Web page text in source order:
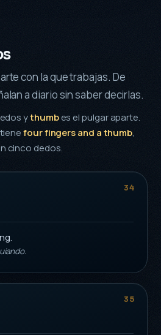
con la que trabajas. De
a diario sin saber decirlas.
ythumbes el pulgar aparte.
four fingers and a thumb,
cinco dedos.
34
35